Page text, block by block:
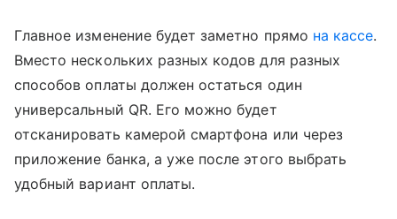
Главное изменение будет заметно прямо на кассе.
Вместо нескольких разных кодов для разных
способов оплаты должен остаться один
универсальный QR. Его можно будет
отсканировать камерой смартфона или через
приложение банка, а уже после этого выбрать
удобный вариант оплаты.